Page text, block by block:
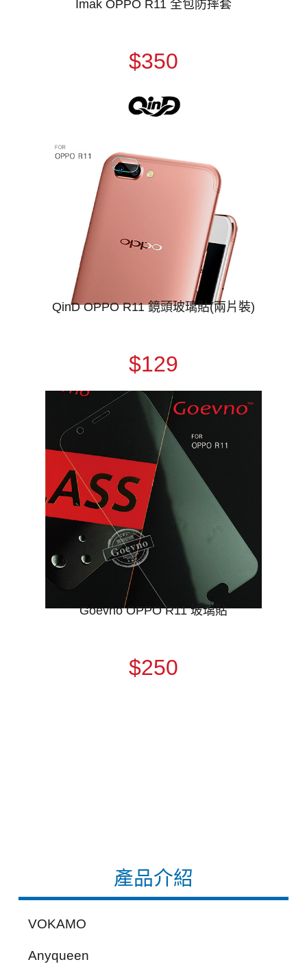
產品介紹
VOKAMO
Anyqueen
Imak OPPO R11 全包防摔套
$350
QinD OPPO R11 鏡頭玻璃貼(兩片裝)
$129
Goevno OPPO R11 玻璃貼
$250